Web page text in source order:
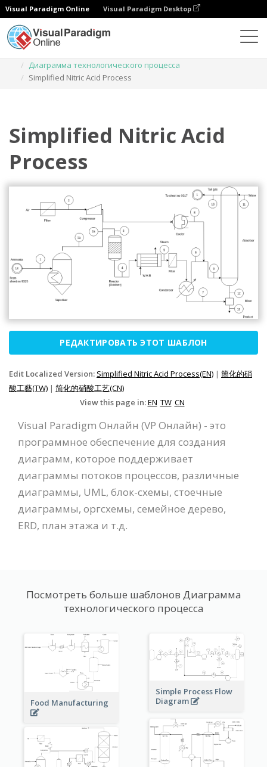
Visual Paradigm Online Visual Paradigm Desktop
Диаграмма технологического процесса
Simplified Nitric Acid Process
Simplified Nitric Acid
Process
РЕДАКТИРОВАТЬ ЭТОТ ШАБЛОН
Edit Localized Version: Simplified Nitric Acid Process(EN) | 簡化的硝
酸工藝(TW) | 简化的硝酸工艺(CN)
View this page in:EN TW CN
Visual Paradigm Онлайн (VP Онлайн) - это
программное обеспечение для создания
диаграмм, которое поддерживает
диаграммы потоков процессов, различные
диаграммы, UML, блок-схемы, стоечные
диаграммы, оргсхемы, семейное дерево,
ERD, план этажа и т.д.
Посмотреть больше шаблонов Диаграмма
технологического процесса
Food Manufacturing
Simple Process Flow
Diagram